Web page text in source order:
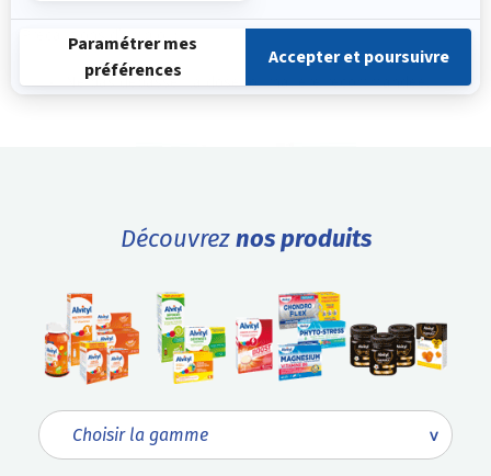
Précautions d’emploi :
Ne pas dépasser la dose journalière recommandée.
Découvreznos produits